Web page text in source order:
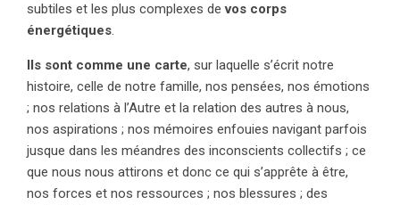
subtiles et les plus complexes devos corps
énergétiques.
Ils sont comme une carte, sur laquelle s’écrit notre
histoire, celle de notre famille, nos pensées, nos émotions
; nos relations à l’Autre et la relation des autres à nous,
nos aspirations ; nos mémoires enfouies navigant parfois
jusque dans les méandres des inconscients collectifs ; ce
que nous nous attirons et donc ce qui s’apprête à être,
nos forces et nos ressources ; nos blessures ; des